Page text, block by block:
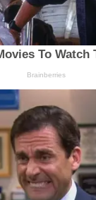
To Watch
Brainberries